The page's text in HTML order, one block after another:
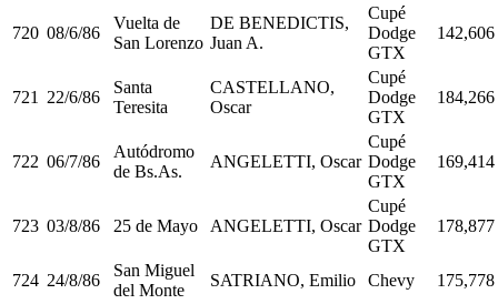
720 08/6/86
Vuelta de
San Lorenzo
DE BENEDICTIS,
Juan A.
Cupé
Dodge
GTX
142,606
721 22/6/86
Santa
Teresita
CASTELLANO,
Oscar
Cupé
Dodge
GTX
184,266
722 06/7/86
Autódromo
de Bs.As.
ANGELETTI, Oscar
Cupé
Dodge
GTX
169,414
723 03/8/86 25 de Mayo ANGELETTI, Oscar
Cupé
Dodge
GTX
178,877
724 24/8/86
San Miguel
del Monte
SATRIANO, Emilio Chevy 175,778